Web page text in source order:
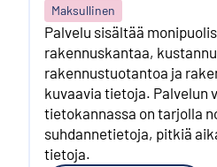
Maksullinen
Palvelu sisältää
rakennuskantaa,
rakennustuotantoa ja
kuvaavia tietoja. Palvelun
tietokannassa on tarjolla
suhdannetietoja, pitkiä
tietoja.